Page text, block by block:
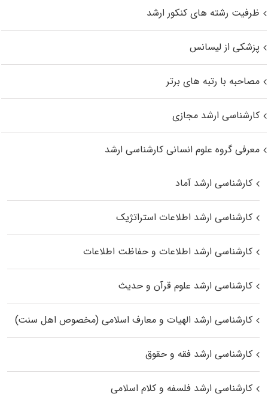
ظرفیت رشته های کنکور ارشد
پزشکی از لیسانس
مصاحبه با رتبه های برتر
کارشناسی ارشد مجازی
معرفی گروه علوم انسانی کارشناسی ارشد
کارشناسی ارشد آماد
کارشناسی ارشد اطلاعات استراتژیک
کارشناسی ارشد اطلاعات و حفاظت اطلاعات
کارشناسی ارشد علوم قرآن و حدیث
کارشناسی ارشد الهیات و معارف اسلامی (مخصوص اهل سنت)
کارشناسی ارشد فقه و حقوق
کارشناسی ارشد فلسفه و کلام اسلامی